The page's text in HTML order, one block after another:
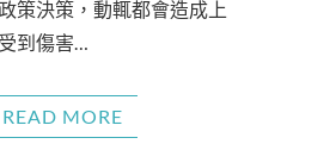
策決策，動輒都會造成上
到傷害…
READ MORE